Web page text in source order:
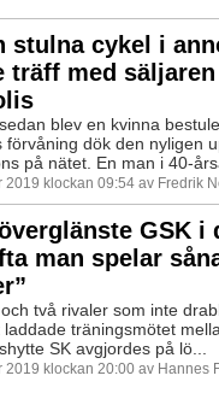
stulna cykel i
träff med
blev en kvinna
förvåning dök den nyligen
på nätet. En man i 40-
2019 klockan 09:54 av Fredrik
GSK i
man spelar
två rivaler som inte
träningsmötet
SK avgjordes på lö...
2019 klockan 20:00 av Hannes